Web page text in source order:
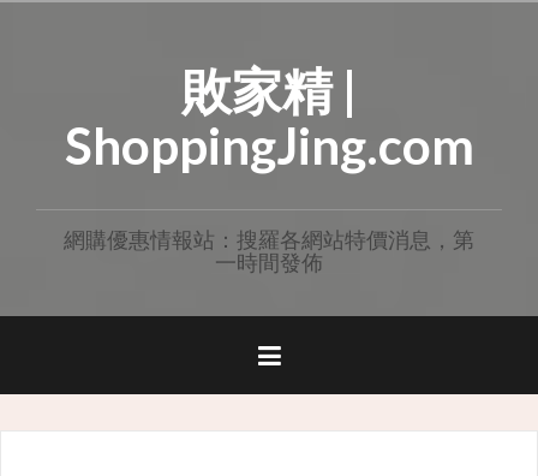
敗家精 |
ShoppingJing.com
網購優惠情報站：搜羅各網站特價消息，第
一時間發佈